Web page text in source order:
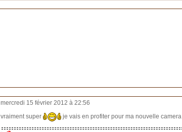
mercredi 15 février 2012 à 22:56
vraiment super
je vais en profiter pour ma nouvelle camera